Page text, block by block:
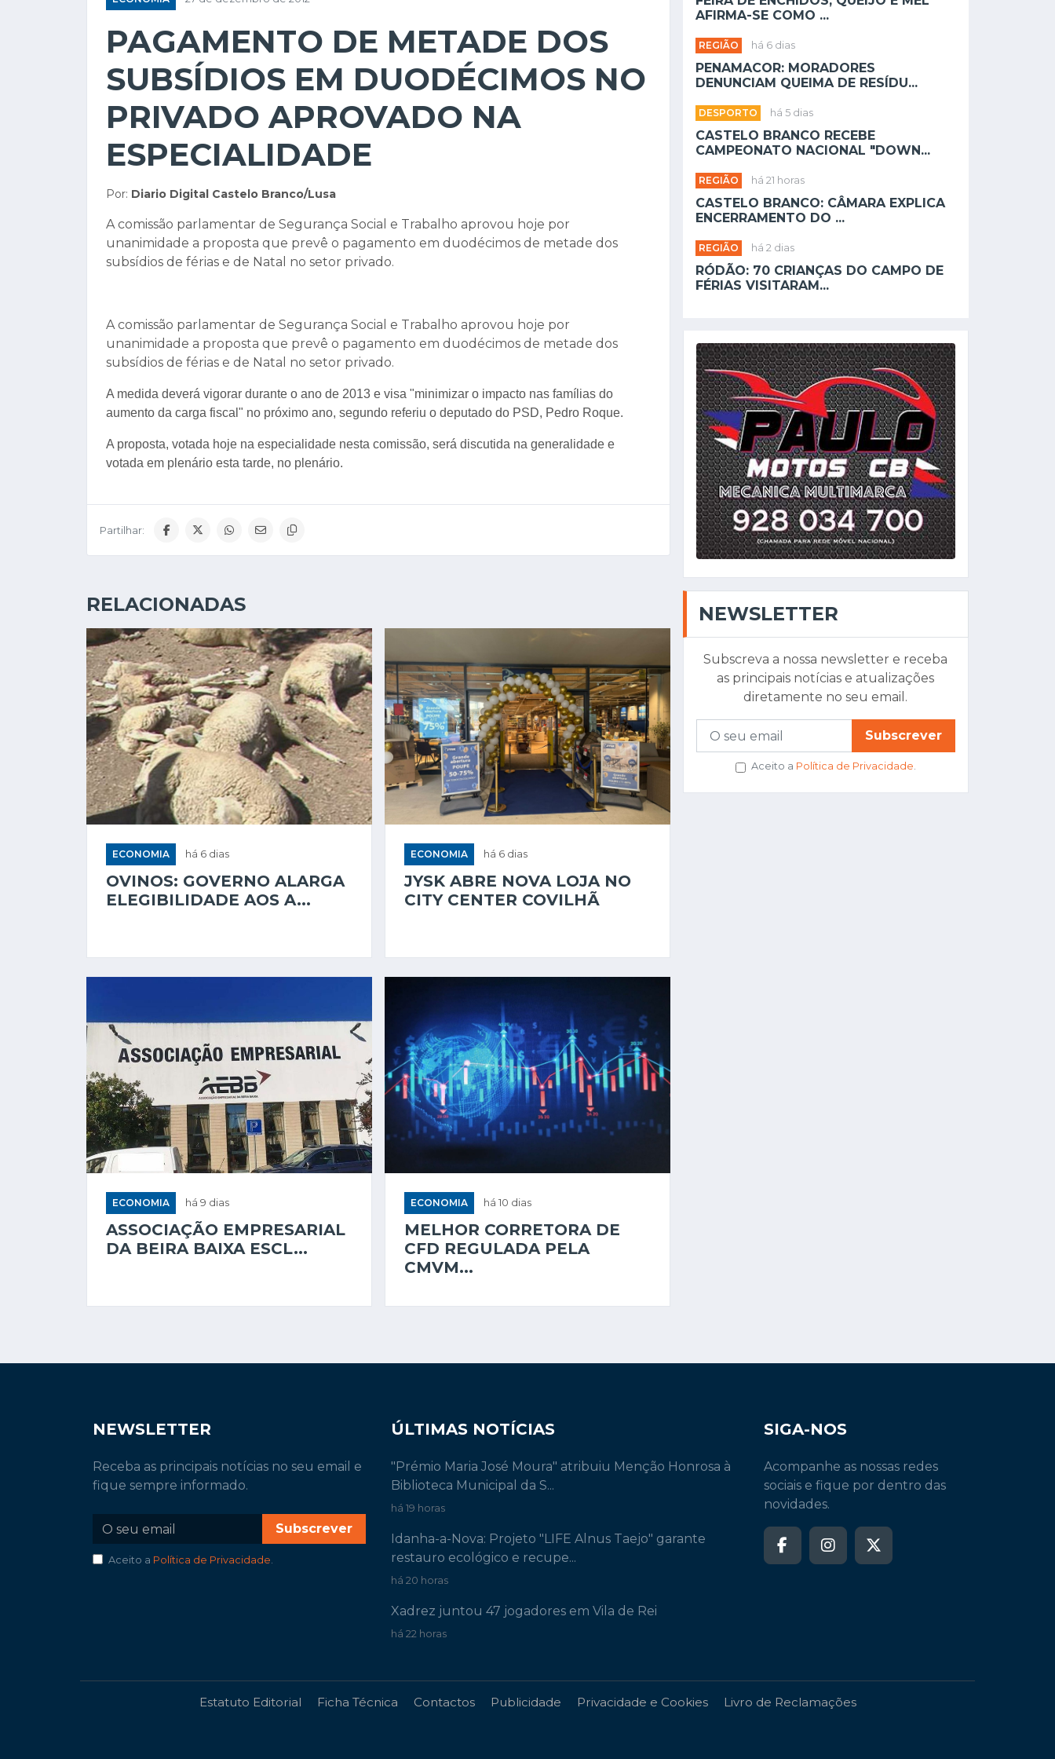
PAGAMENTO DE METADE DOS
SUBSÍDIOS EM DUODÉCIMOS NO
PRIVADO APROVADO NA
ESPECIALIDADE
Por: Diario Digital Castelo Branco/Lusa
A comissão parlamentar de Segurança Social e Trabalho aprovou hoje por
unanimidade a proposta que prevê o pagamento em duodécimos de metade dos
subsídios de férias e de Natal no setor privado.
A comissão parlamentar de Segurança Social e Trabalho aprovou hoje por
unanimidade a proposta que prevê o pagamento em duodécimos de metade dos
subsídios de férias e de Natal no setor privado.
A medida deverá vigorar durante o ano de 2013 e visa "minimizar o impacto nas famílias do
aumento da carga fiscal" no próximo ano, segundo referiu o deputado do PSD, Pedro Roque.
A proposta, votada hoje na especialidade nesta comissão, será discutida na generalidade e
votada em plenário esta tarde, no plenário.
Partilhar:
RELACIONADAS
ECONOMIA há 6 dias
OVINOS: GOVERNO ALARGA
ELEGIBILIDADE AOS A...
ECONOMIA há 6 dias
JYSK ABRE NOVA LOJA NO
CITY CENTER COVILHÃ
ECONOMIA há 9 dias
ASSOCIAÇÃO EMPRESARIAL
DA BEIRA BAIXA ESCL...
ECONOMIA há 10 dias
MELHOR CORRETORA DE
CFD REGULADA PELA
CMVM...
AFIRMA-SE COMO ...
REGIÃO há 6 dias
PENAMACOR: MORADORES
DENUNCIAM QUEIMA DE RESÍDU...
DESPORTO há 5 dias
CASTELO BRANCO RECEBE
CAMPEONATO NACIONAL "DOWN...
REGIÃO há 21 horas
CASTELO BRANCO: CÂMARA EXPLICA
ENCERRAMENTO DO ...
REGIÃO há 2 dias
RÓDÃO: 70 CRIANÇAS DO CAMPO DE
FÉRIAS VISITARAM...
NEWSLETTER
Subscreva a nossa newsletter e receba
as principais notícias e atualizações
diretamente no seu email.
Subscrever
Aceito a Política de Privacidade.
NEWSLETTER
Receba as principais notícias no seu email e
fique sempre informado.
Subscrever
Aceito a Política de Privacidade.
ÚLTIMAS NOTÍCIAS
"Prémio Maria José Moura" atribuiu Menção Honrosa à
Biblioteca Municipal da S...
há 19 horas
Idanha-a-Nova: Projeto "LIFE Alnus Taejo" garante
restauro ecológico e recupe...
há 20 horas
Xadrez juntou 47 jogadores em Vila de Rei
há 22 horas
SIGA-NOS
Acompanhe as nossas redes
sociais e fique por dentro das
novidades.
Estatuto Editorial Ficha Técnica Contactos Publicidade Privacidade e Cookies Livro de Reclamações